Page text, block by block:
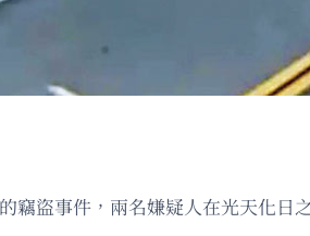
竊盜事件，兩名嫌疑人在光天化